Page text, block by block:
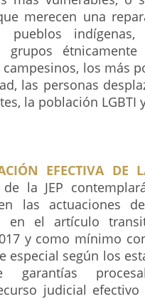
merecen una
indígenas,
grupos étnicamente
los más
las personas
la población LGBTI
EFECTIVA DE
la JEP
las actuaciones
en el artículo
y como mínimo
especial según los
judicial efectivo